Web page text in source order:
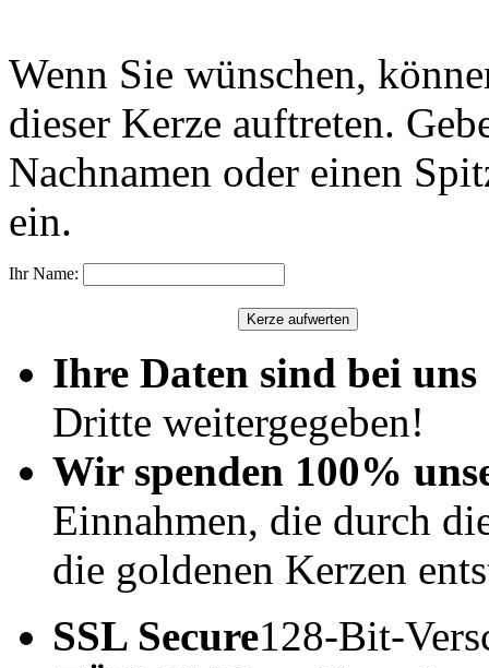
Wenn Sie wünschen,
dieser Kerze auftreten.
Nachnamen oder einen
ein.
Ihr Name:
Ihre Daten sind bei uns
Dritte weitergegeben!
Wir spenden 100%
Einnahmen, die durch
die goldenen Kerzen
SSL Secure128-Bit-